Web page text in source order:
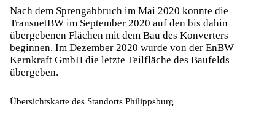
Nach dem Sprengabbruch im Mai 2020 konnte die
TransnetBW im September 2020 auf den bis dahin
übergebenen Flächen mit dem Bau des Konverters
beginnen. Im Dezember 2020 wurde von der EnBW
Kernkraft GmbH die letzte Teilfläche des Baufelds
übergeben.
Übersichtskarte des Standorts Philippsburg